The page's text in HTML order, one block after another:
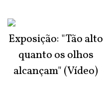
Exposição: "Tão alto
quanto os olhos
alcançam" (Vídeo)